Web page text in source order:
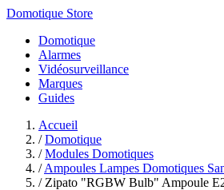
Domotique Store
Domotique
Alarmes
Vidéosurveillance
Marques
Guides
Accueil
/ Domotique
/ Modules Domotiques
/ Ampoules Lampes Domotiques
/ Zipato "RGBW Bulb" Ampoule